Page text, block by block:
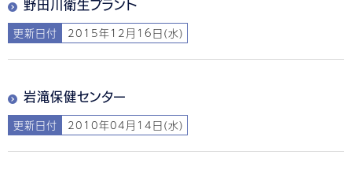
野田川衛生プラント
更新日付 2015年12月16日(水)
岩滝保健センター
更新日付 2010年04月14日(水)